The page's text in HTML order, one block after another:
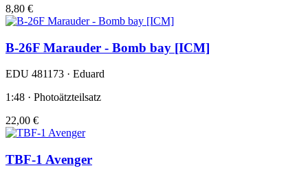
8,80 €
B-26F Marauder - Bomb bay [ICM]
EDU 481173 · Eduard
1:48 · Photoätzteilsatz
22,00 €
TBF-1 Avenger